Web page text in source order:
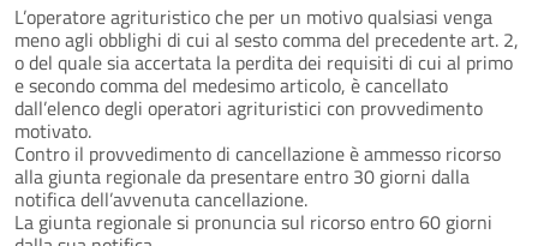
L’operatore agrituristico che per un motivo qualsiasi venga
meno agli obblighi di cui al sesto comma del precedente art. 2,
o del quale sia accertata la perdita dei requisiti di cui al primo
e secondo comma del medesimo articolo, è cancellato
dall’elenco degli operatori agrituristici con provvedimento
motivato.
Contro il provvedimento di cancellazione è ammesso ricorso
alla giunta regionale da presentare entro 30 giorni dalla
notifica dell’avvenuta cancellazione.
La giunta regionale si pronuncia sul ricorso entro 60 giorni